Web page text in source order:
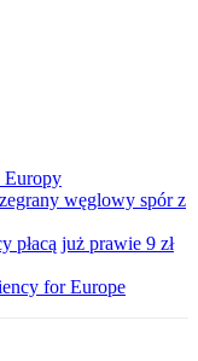
Europy
węglowy spór z
już prawie 9 zł
for Europe